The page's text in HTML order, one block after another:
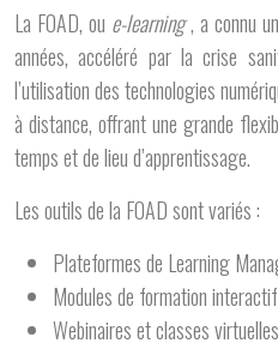
La FOAD, ou e-learning, a connu
années, accéléré par la crise
l’utilisation des technologies
à distance, offrant une grande
temps et de lieu d’apprentissage.
Les outils de la FOAD sont variés :
Plateformes de Learning
Modules de formation
Webinaires et classes virtuelles